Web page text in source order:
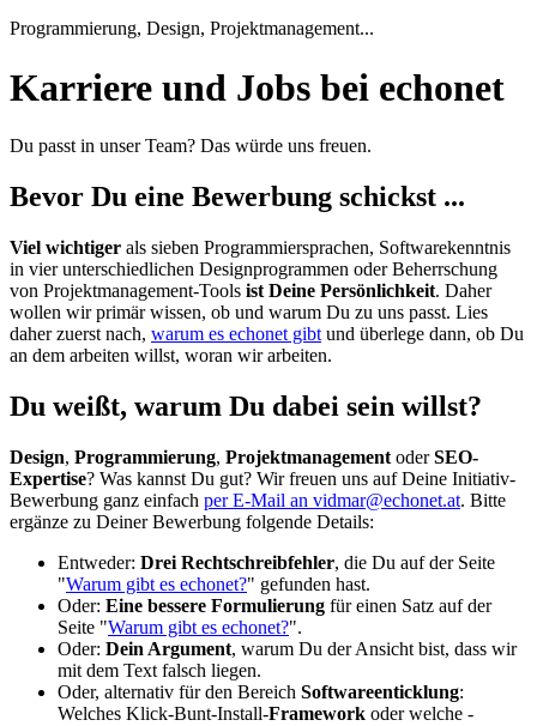
Programmierung, Design, Projektmanagement...
Karriere und Jobs bei echonet
Du passt in unser Team? Das würde uns freuen.
Bevor Du eine Bewerbung schickst ...
Viel wichtiger als sieben Programmiersprachen, Softwarekenntnis
in vier unterschiedlichen Designprogrammen oder Beherrschung
von Projektmanagement-Tools ist Deine Persönlichkeit. Daher
wollen wir primär wissen, ob und warum Du zu uns passt. Lies
daher zuerst nach, warum es echonet gibt und überlege dann, ob Du
an dem arbeiten willst, woran wir arbeiten.
Du weißt, warum Du dabei sein willst?
Design, Programmierung, Projektmanagement oderSEO-
Expertise? Was kannst Du gut? Wir freuen uns auf Deine Initiativ-
Bewerbung ganz einfach per E-Mail an vidmar@echonet.at. Bitte
ergänze zu Deiner Bewerbung folgende Details:
Entweder: Drei Rechtschreibfehler, die Du auf der Seite
"Warum gibt es echonet?" gefunden hast.
Oder: Eine bessere Formulierung für einen Satz auf der
Seite "Warum gibt es echonet?".
Oder: Dein Argument, warum Du der Ansicht bist, dass wir
mit dem Text falsch liegen.
Oder, alternativ für den Bereich Softwareenticklung:
Welches Klick-Bunt-Install-Framework oder welche -